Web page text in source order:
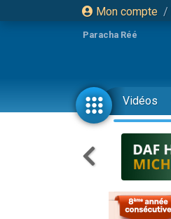
Mon compte /
Paracha Réé
Vidéos